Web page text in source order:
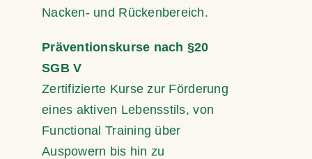
Nacken- und Rückenbereich.
Präventionskurse nach §20
SGB V
Zertifizierte Kurse zur Förderung
eines aktiven Lebensstils, von
Functional Training über
Auspowern bis hin zu